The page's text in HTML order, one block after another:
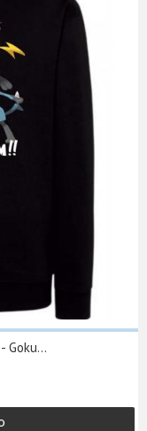
Goku...